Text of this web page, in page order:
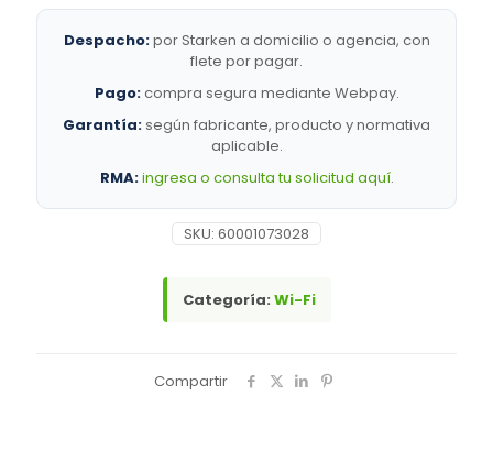
e425H
cantidad
Despacho:por Starken a domicilio o agencia, con
flete por pagar.
Pago:compra segura mediante Webpay.
Garantía:según fabricante, producto y normativa
aplicable.
RMA:ingresa o consulta tu solicitud aquí.
Categoría: Wi-Fi
SKU: 60001073028
Compartir